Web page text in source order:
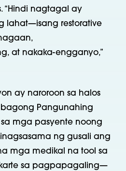
“Hindi nagtagal ay
lahat—isang restorative
at nakaka-engganyo,”
ay naroroon sa halos
Pangunahing
mga pasyente noong
ng gusali ang
mga medikal na tool sa
sa pagpapagaling—